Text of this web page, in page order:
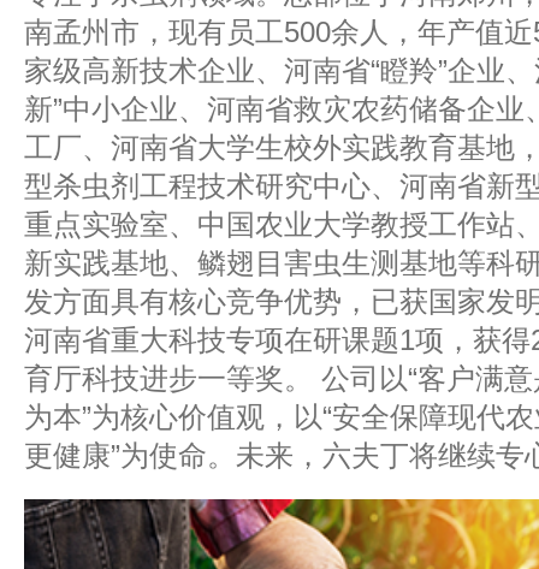
南孟州市，现有员工500余人，年产值
家级高新技术企业、河南省“瞪羚”企业
新”中小企业、河南省救灾农药储备企业
工厂、河南省大学生校外实践教育基地
型杀虫剂工程技术研究中心、河南省新
重点实验室、中国农业大学教授工作站
新实践基地、鳞翅目害虫生测基地等科
发方面具有核心竞争优势，已获国家发
河南省重大科技专项在研课题1项，获
育厅科技进步一等奖。 公司以“客户满
为本”为核心价值观，以“安全保障现代
更健康”为使命。未来，六夫丁将继续专